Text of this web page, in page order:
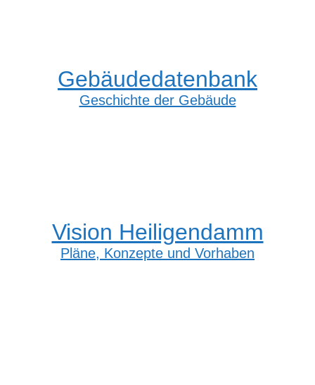
Gebäudedatenbank
Geschichte der Gebäude
Vision Heiligendamm
Pläne, Konzepte und Vorhaben